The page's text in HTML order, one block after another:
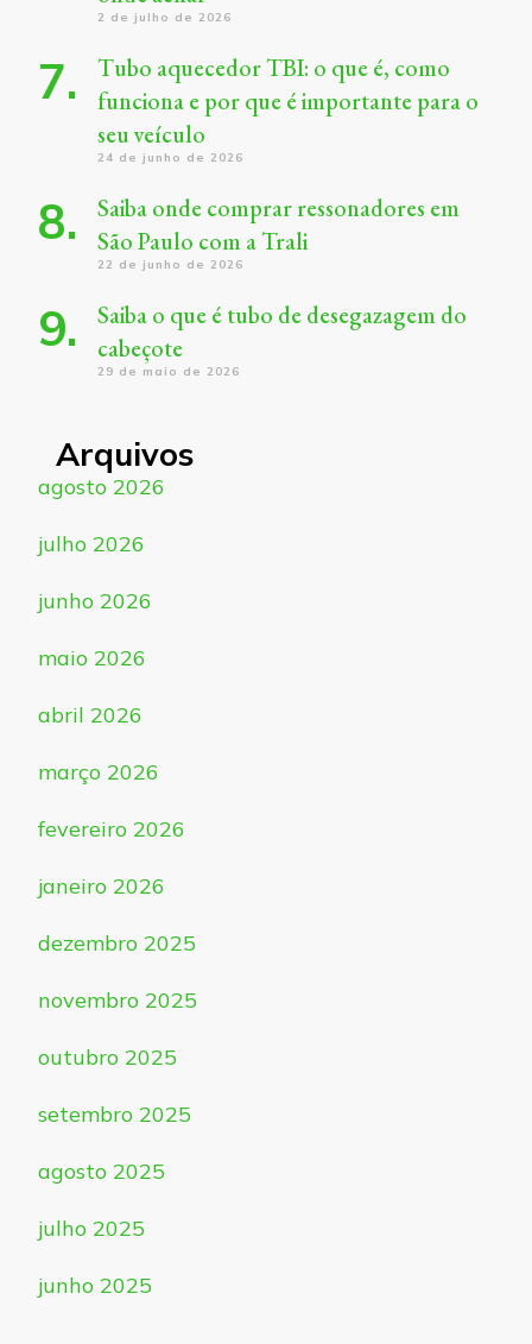
2 de julho de 2026
Tubo aquecedor TBI: o que é, como
funciona e por que é importante para o
seu veículo
24 de junho de 2026
Saiba onde comprar ressonadores em
São Paulo com a Trali
22 de junho de 2026
Saiba o que é tubo de desegazagem do
cabeçote
29 de maio de 2026
Arquivos
agosto 2026
julho 2026
junho 2026
maio 2026
abril 2026
março 2026
fevereiro 2026
janeiro 2026
dezembro 2025
novembro 2025
outubro 2025
setembro 2025
agosto 2025
julho 2025
junho 2025